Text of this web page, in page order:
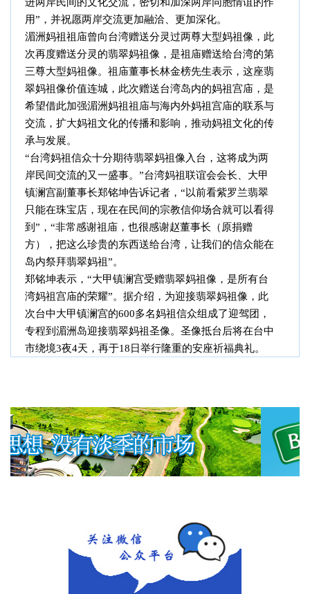
进两岸民间的文化交流，密切和加深两岸同胞情谊的作
用”，并祝愿两岸交流更加融洽、更加深化。
湄洲妈祖祖庙曾向台湾赠送分灵过两尊大型妈祖像，此
次再度赠送分灵的翡翠妈祖像，是祖庙赠送给台湾的第
三尊大型妈祖像。祖庙董事长林金榜先生表示，这座翡
翠妈祖像价值连城，此次赠送台湾岛内的妈祖宫庙，是
希望借此加强湄洲妈祖祖庙与海内外妈祖宫庙的联系与
交流，扩大妈祖文化的传播和影响，推动妈祖文化的传
承与发展。
“台湾妈祖信众十分期待翡翠妈祖像入台，这将成为两
岸民间交流的又一盛事。”台湾妈祖联谊会会长、大甲
镇澜宫副董事长郑铭坤告诉记者，“以前看紫罗兰翡翠
只能在珠宝店，现在在民间的宗教信仰场合就可以看得
到”，“非常感谢祖庙，也很感谢赵董事长（原捐赠
方），把这么珍贵的东西送给台湾，让我们的信众能在
岛内祭拜翡翠妈祖”。
郑铭坤表示，“大甲镇澜宫受赠翡翠妈祖像，是所有台
湾妈祖宫庙的荣耀”。据介绍，为迎接翡翠妈祖像，此
次台中大甲镇澜宫的600多名妈祖信众组成了迎驾团，
专程到湄洲岛迎接翡翠妈祖圣像。圣像抵台后将在台中
市绕境3夜4天，再于18日举行隆重的安座祈福典礼。